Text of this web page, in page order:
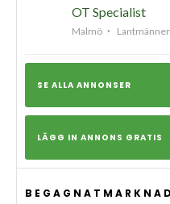
OT Specialist
Malmö Lantmännen
SE ALLA ANNONSER
LÄGG IN ANNONS GRATIS